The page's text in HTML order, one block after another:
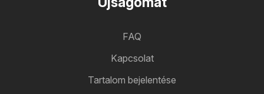
FAQ
Kapcsolat
Tartalom bejelentése